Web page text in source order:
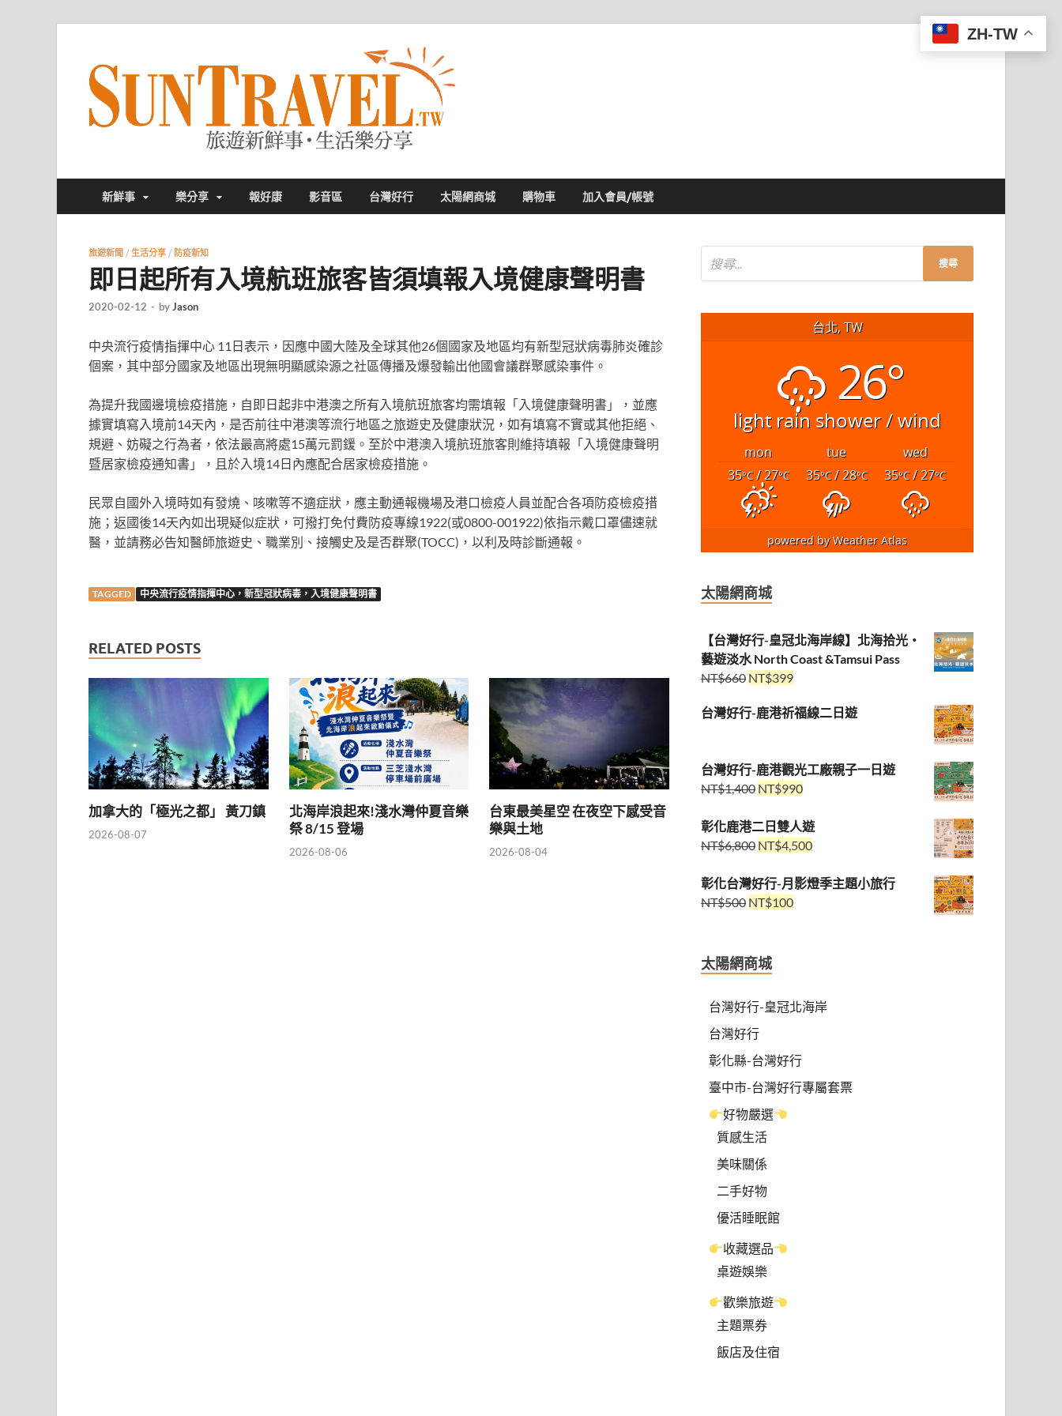
新鮮事 樂分享 報好康 影音區 台灣好行 太陽網商城 購物車 加入會員/帳號
旅遊新聞 / 生活分享 / 防疫新知
即日起所有入境航班旅客皆須填報入境健康聲明書
2020-02-12 - byJason
中央流行疫情指揮中心 11日表示，因應中國大陸及全球其他26個國家及地區均有新型冠狀病毒肺炎確診
個案，其中部分國家及地區出現無明顯感染源之社區傳播及爆發輸出他國會議群聚感染事件。
為提升我國邊境檢疫措施，自即日起非中港澳之所有入境航班旅客均需填報「入境健康聲明書」，並應
據實填寫入境前14天內，是否前往中港澳等流行地區之旅遊史及健康狀況，如有填寫不實或其他拒絕、
規避、妨礙之行為者，依法最高將處15萬元罰鍰。至於中港澳入境航班旅客則維持填報「入境健康聲明
暨居家檢疫通知書」，且於入境14日內應配合居家檢疫措施。
民眾自國外入境時如有發燒、咳嗽等不適症狀，應主動通報機場及港口檢疫人員並配合各項防疫檢疫措
施；返國後14天內如出現疑似症狀，可撥打免付費防疫專線1922(或0800-001922)依指示戴口罩儘速就
醫，並請務必告知醫師旅遊史、職業別、接觸史及是否群聚(TOCC)，以利及時診斷通報。
TAGGED 中央流行疫情指揮中心，新型冠狀病毒，入境健康聲明書
RELATED POSTS
加拿大的「極光之都」 黃刀鎮
2026-08-07
北海岸浪起來!淺水灣仲夏音樂
祭 8/15 登場
2026-08-06
台東最美星空 在夜空下感受音
樂與土地
2026-08-04
台北, TW
26°
light rain shower / wind
mon tue
wed
35°C/ 27°C 35°C/ 28°C 35°C/ 27°C
powered byWeather Atlas
太陽網商城
【台灣好行-皇冠北海岸線】北海拾光・
藝遊淡水 North Coast &Tamsui Pass
NT$660 NT$399
台灣好行-鹿港祈福線二日遊
台灣好行-鹿港觀光工廠親子一日遊
NT$1,400 NT$990
彰化鹿港二日雙人遊
NT$6,800 NT$4,500
彰化台灣好行-月影燈季主題小旅行
NT$500 NT$100
太陽網商城
台灣好行-皇冠北海岸
台灣好行
彰化縣-台灣好行
臺中市-台灣好行專屬套票
好物嚴選
質感生活
美味關係
二手好物
優活睡眠館
收藏選品
桌遊娛樂
歡樂旅遊
主題票券
飯店及住宿
ZH-TW